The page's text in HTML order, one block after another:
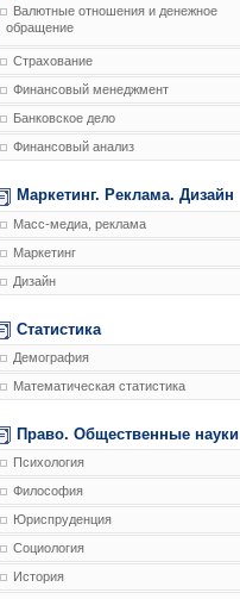
Валютные отношения и денежное
обращение
Страхование
Финансовый менеджмент
Банковское дело
Финансовый анализ
Маркетинг. Реклама. Дизайн
Масс-медиа, реклама
Маркетинг
Дизайн
Статистика
Демография
Математическая статистика
Право. Общественные науки
Психология
Философия
Юриспруденция
Социология
История